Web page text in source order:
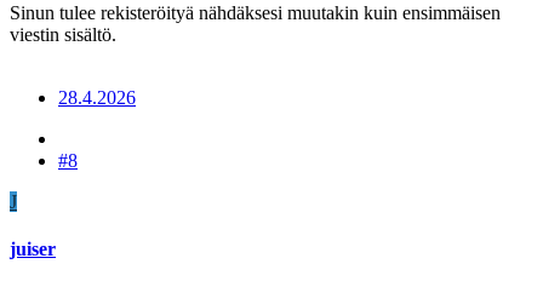
Sinun tulee rekisteröityä nähdäksesi muutakin kuin ensimmäisen
viestin sisältö.
28.4.2026
#8
J
juiser